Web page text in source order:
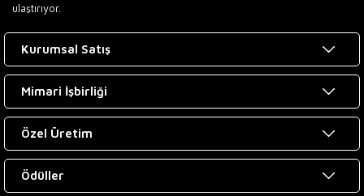
ulaştırıyor.
Kurumsal Satış
Mimari İşbirliği
Özel Üretim
Ödüller